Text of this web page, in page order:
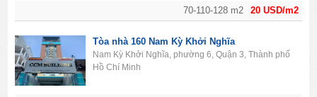
20 USD/m2
70-110-128 m2
Tòa nhà 160 Nam Kỳ Khởi Nghĩa
Nam Kỳ Khởi Nghĩa, phường 6, Quận 3, Thành phố
Hồ Chí Minh